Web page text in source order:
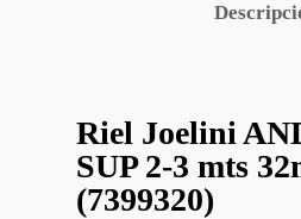
Riel Joelini
SUP 2-3 mts
(7399320)